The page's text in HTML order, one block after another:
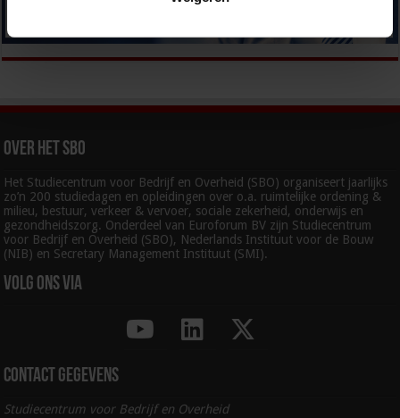
Over het SBO
Het Studiecentrum voor Bedrijf en Overheid (SBO) organiseert jaarlijks
zo’n 200 studiedagen en opleidingen over o.a. ruimtelijke ordening &
milieu, bestuur, verkeer & vervoer, sociale zekerheid, onderwijs en
gezondheidszorg. Onderdeel van Euroforum BV zijn Studiecentrum
voor Bedrijf en Overheid (SBO), Nederlands Instituut voor de Bouw
(NIB) en Secretary Management Instituut (SMI).
Volg ons via
Contact gegevens
Studiecentrum voor Bedrijf en Overheid